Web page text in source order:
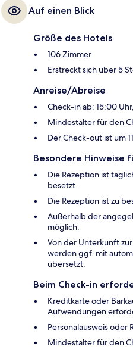
Auf einen Blick
Größe des Hotels
106 Zimmer
Erstreckt sich über 5
Anreise/Abreise
Check-in ab: 15:00
Mindestalter für den
Der Check-out ist um
Besondere Hinweise
Die Rezeption ist
besetzt.
Die Rezeption ist zu
Außerhalb der
möglich.
Von der Unterkunft
werden ggf. mit
übersetzt.
Beim Check-in
Kreditkarte oder
Aufwendungen
Personalausweis oder
Mindestalter für den